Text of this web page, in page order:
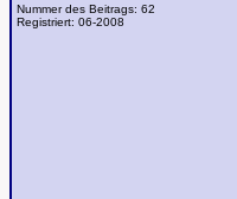
Nummer des Beitrags: 62
Registriert: 06-2008